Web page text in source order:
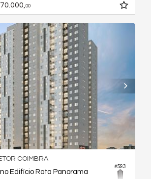
00
#593
COIMBRA
Edifício Rota Panorama